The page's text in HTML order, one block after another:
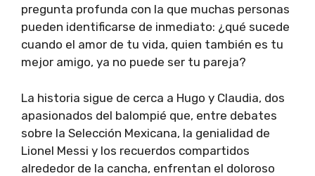
pregunta profunda con la que muchas personas
pueden identificarse de inmediato: ¿qué sucede
cuando el amor de tu vida, quien también es tu
mejor amigo, ya no puede ser tu pareja?
La historia sigue de cerca a Hugo y Claudia, dos
apasionados del balompié que, entre debates
sobre la Selección Mexicana, la genialidad de
Lionel Messi y los recuerdos compartidos
alrededor de la cancha, enfrentan el doloroso